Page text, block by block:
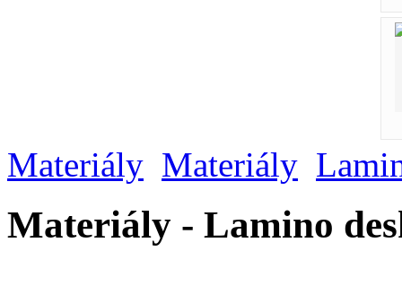
Materiály Materiály
Materiály - Lamino